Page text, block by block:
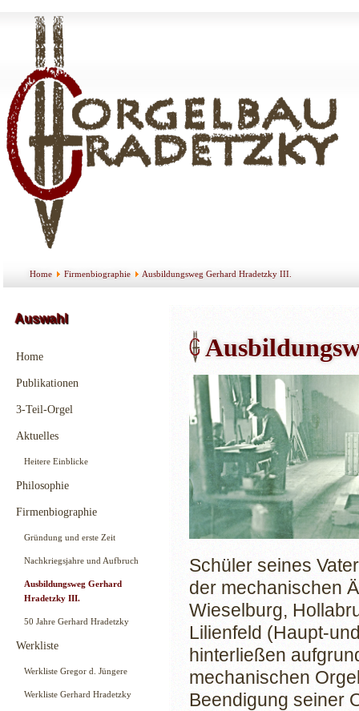
Home Firmenbiographie Ausbildungsweg Gerhard Hradetzky III.
Auswahl
Home
Publikationen
3-Teil-Orgel
Aktuelles
Heitere Einblicke
Philosophie
Firmenbiographie
Gründung und erste Zeit
Nachkriegsjahre und Aufbruch
Ausbildungsweg Gerhard
Hradetzky III.
50 Jahre Gerhard Hradetzky
Werkliste
Werkliste Gregor d. Jüngere
Werkliste Gerhard Hradetzky
Schüler seines
der mechanischen
Wieselburg,
Lilienfeld (Haupt-
hinterließen
mechanischen
Beendigung seiner